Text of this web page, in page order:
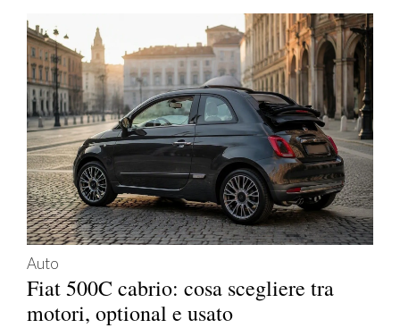
Auto
Fiat 500C cabrio: cosa scegliere tra
motori, optional e usato